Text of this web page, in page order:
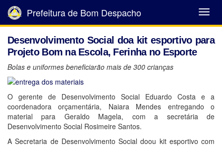
Abrir
Menu
Prefeitura de Bom Despacho
Desenvolvimento Social doa kit esportivo para
Projeto Bom na Escola, Ferinha no Esporte
Bolas e uniformes beneficiarão mais de 300 crianças
O gerente de Desenvolvimento Social Eduardo Costa e a
coordenadora orçamentária, Naiara Mendes entregando o
material para Geraldo Magela, com a secretária de
Desenvolvimento Social Rosimeire Santos.
A Secretaria de Desenvolvimento Social doou kit esportivo com